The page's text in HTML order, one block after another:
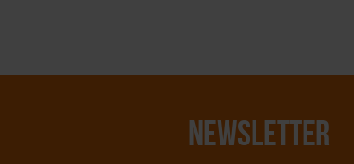
NEWSLETTER